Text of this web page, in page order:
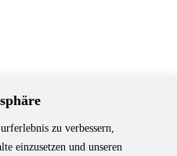
zu verbessern,
einzusetzen und unseren
Treffpunkt für Autorinnen und